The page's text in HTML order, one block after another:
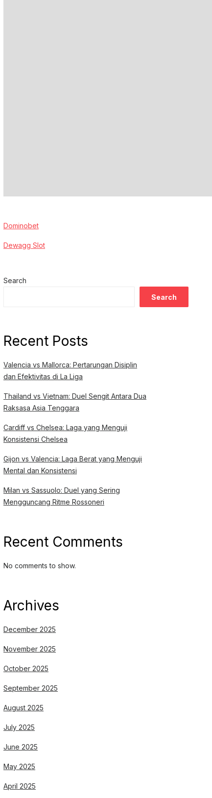
Dominobet
Dewagg Slot
Search
Search
Recent Posts
Valencia vs Mallorca: Pertarungan Disiplin
dan Efektivitas di La Liga
Thailand vs Vietnam: Duel Sengit Antara Dua
Raksasa Asia Tenggara
Cardiff vs Chelsea: Laga yang Menguji
Konsistensi Chelsea
Gijon vs Valencia: Laga Berat yang Menguji
Mental dan Konsistensi
Milan vs Sassuolo: Duel yang Sering
Mengguncang Ritme Rossoneri
Recent Comments
No comments to show.
Archives
December 2025
November 2025
October 2025
September 2025
August 2025
July 2025
June 2025
May 2025
April 2025